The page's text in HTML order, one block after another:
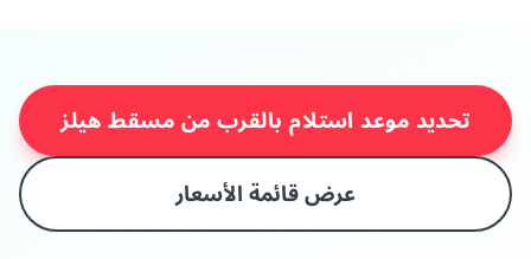
تحديد موعد استلام بالقرب من مسقط هيلز
عرض قائمة الأسعار